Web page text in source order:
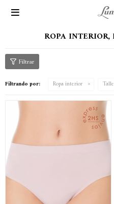

ROPA
Filtrando por: Ropa interior